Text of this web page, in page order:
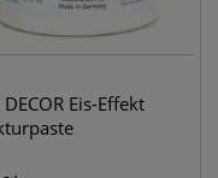
DECOR Eis-Effekt